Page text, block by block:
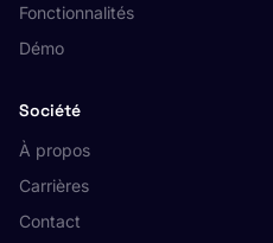
Fonctionnalités
Démo
Société
À propos
Carrières
Contact